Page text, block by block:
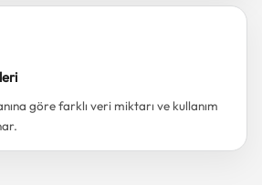
göre farklı veri miktarı ve kullanım